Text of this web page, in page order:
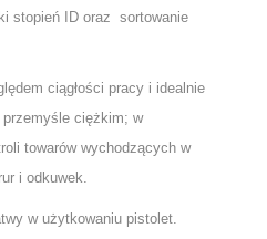
stopień ID oraz sortowanie
ciągłości pracy i idealnie
ciężkim; w
towarów wychodzących w
i odkuwek.
w użytkowaniu pistolet.